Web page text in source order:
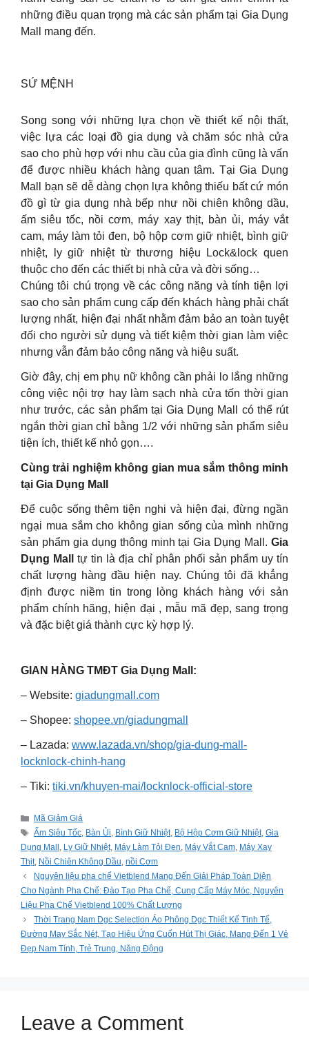
những điều quan trọng mà các sản phẩm tại Gia Dụng
Mall mang đến.
SỨ MỆNH
Song song với những lựa chọn về thiết kế nội thất,
việc lựa các loại đồ gia dụng và chăm sóc nhà cửa
sao cho phù hợp với nhu cầu của gia đình cũng là vấn
để được nhiều khách hàng quan tâm. Tại Gia Dụng
Mall bạn sẽ dễ dàng chọn lựa không thiếu bất cứ món
đồ gì từ gia dụng nhà bếp như nồi chiên không dầu,
ấm siêu tốc, nồi cơm, máy xay thịt, bàn ủi, máy vắt
cam, máy làm tỏi đen, bộ hộp cơm giữ nhiệt, bình giữ
nhiệt, ly giữ nhiệt từ thương hiệu Lock&lock quen
thuộc cho đến các thiết bị nhà cửa và đời sống…
Chúng tôi chú trọng về các công năng và tính tiện lợi
sao cho sản phẩm cung cấp đến khách hàng phải chất
lượng nhất, hiện đại nhất nhằm đảm bảo an toàn tuyệt
đối cho người sử dụng và tiết kiệm thời gian làm việc
nhưng vẫn đảm bảo công năng và hiệu suất.
Giờ đây, chị em phụ nữ không cần phải lo lắng những
công việc nội trợ hay làm sạch nhà cửa tốn thời gian
như trước, các sản phẩm tại Gia Dụng Mall có thể rút
ngắn thời gian chỉ bằng 1/2 với những sản phẩm siêu
tiện ích, thiết kế nhỏ gọn….
Cùng trải nghiệm không gian mua sắm thông minh
tại Gia Dụng Mall
Để cuộc sống thêm tiện nghi và hiện đại, đừng ngần
ngại mua sắm cho không gian sống của mình những
sản phẩm gia dụng thông minh tại Gia Dụng Mall. Gia
Dụng Malltự tin là địa chỉ phân phối sản phẩm uy tín
chất lượng hàng đầu hiện nay. Chúng tôi đã khẳng
định được niềm tin trong lòng khách hàng với sản
phẩm chính hãng, hiện đại , mẫu mã đẹp, sang trọng
và đặc biệt giá thành cực kỳ hợp lý.
GIAN HÀNG TMĐT Gia Dụng Mall:
– Website: giadungmall.com
– Shopee: shopee.vn/giadungmall
– Lazada: www.lazada.vn/shop/gia-dung-mall-
locknlock-chinh-hang
– Tiki: tiki.vn/khuyen-mai/locknlock-official-store
Categories
Mã Giảm Giá
Tags
Ấm Siêu Tốc, Bàn Ủi, Bình Giữ Nhiệt, Bộ Hộp Cơm Giữ Nhiệt,Gia
Dụng Mall , Ly Giữ Nhiệt, Máy Làm Tỏi Đen, Máy Vắt Cam, Máy Xay
Thịt, Nồi Chiên Không Dầu, nồi Cơm
Nguyên liệu pha chế Vietblend Mang Đến Giải Pháp Toàn Diện
Cho Ngành Pha Chế: Đào Tạo Pha Chế, Cung Cấp Máy Móc, Nguyên
Liệu Pha Chế Vietblend 100% Chất Lượng
Thời Trang Nam Dgc Selection Áo Phông Dgc Thiết Kế Tinh Tế,
Đường May Sắc Nét, Tạo Hiệu Ứng Cuốn Hút Thị Giác, Mang Đến 1 Vẻ
Đẹp Nam Tính, Trẻ Trung, Năng Động
Leave a Comment